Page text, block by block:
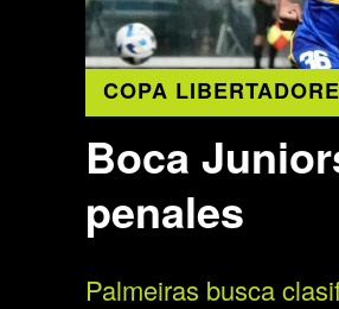
COPA
Boca
penales
Palmeiras busca